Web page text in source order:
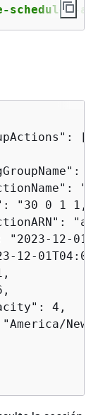
scheduled-
[
"30 0 1
"2023-12-
12-
4,